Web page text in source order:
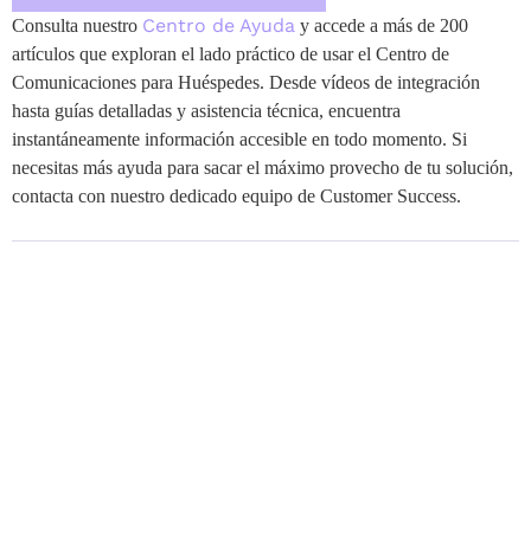
Consulta nuestro Centro de Ayuda y accede a más de 200
artículos que exploran el lado práctico de usar el Centro de
Comunicaciones para Huéspedes. Desde vídeos de integración
hasta guías detalladas y asistencia técnica, encuentra
instantáneamente información accesible en todo momento. Si
necesitas más ayuda para sacar el máximo provecho de tu solución,
contacta con nuestro dedicado equipo de Customer Success.